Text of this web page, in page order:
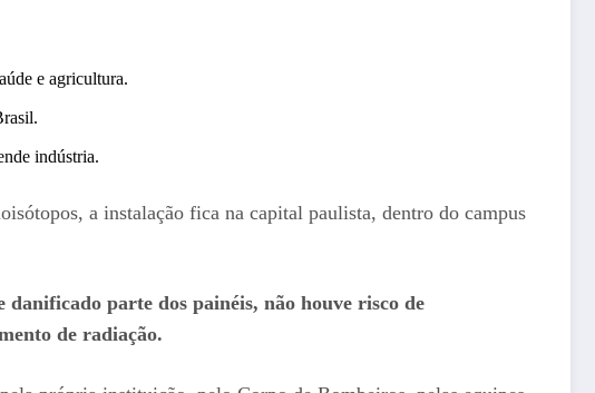
e agricultura.
indústria.
a instalação fica na capital paulista, dentro do campus
parte dos painéis, não houve risco de
de radiação.